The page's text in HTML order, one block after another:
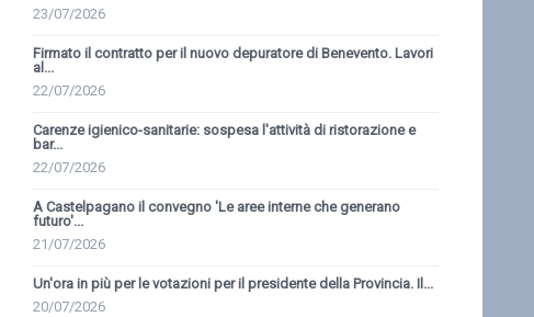
23/07/2026
Firmato il contratto per il nuovo depuratore di Benevento. Lavori
al...
22/07/2026
Carenze igienico-sanitarie: sospesa l'attività di ristorazione e
bar...
22/07/2026
A Castelpagano il convegno 'Le aree interne che generano
futuro'...
21/07/2026
Un'ora in più per le votazioni per il presidente della Provincia. Il...
20/07/2026